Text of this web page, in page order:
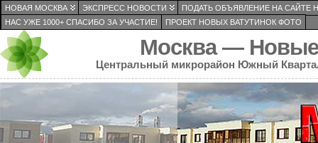
НОВАЯ МОСКВА ЭКСПРЕСС НОВОСТИ
ПОДАТЬ ОБЪЯВЛЕНИЕ НА САЙТЕ
НАС УЖЕ 1000+ СПАСИБО ЗА УЧАСТИЕ!
ПРОЕКТ НОВЫХ ВАТУТИНОК ФОТО
Москва — Новые
Центральный микрорайон Южный